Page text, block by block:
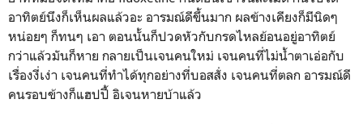
อาทิตย์นึงก็เห็นผลแล้วอะ อารมณ์ดีขึ้นมาก ผลข้างเคียงก็มีนิดๆ
หน่อยๆ ก็ทนๆ เอา ตอนนั้นก็ปวดหัวกับกรดไหลย้อนอยู่อาทิตย์
กว่าแล้วมันก็หาย กลายเป็นเจนคนใหม่ เจนคนที่ไม่น้ำตาเอ่อกับ
เรื่องงี่เง่า เจนคนที่ทำได้ทุกอย่างที่บอสสั่ง เจนคนที่ตลก อารมณ์ดี
คนรอบข้างก็แฮปปี้ อิเจนหายบ้าแล้ว